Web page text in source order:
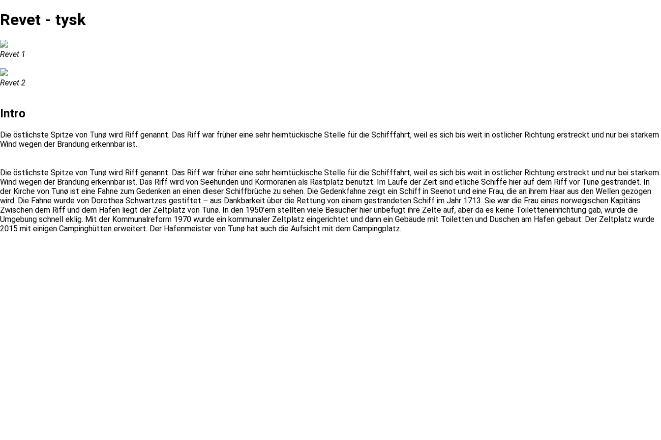
Revet - tysk
Revet 1
Revet 2
Intro
Die östlichste Spitze von Tunø wird Riff genannt. Das Riff war früher eine sehr heimtückische Stelle für die Schifffahrt, weil es sich bis weit in östlicher Richtung erstreckt und nur bei starkem
Wind wegen der Brandung erkennbar ist.
Die östlichste Spitze von Tunø wird Riff genannt. Das Riff war früher eine sehr heimtückische Stelle für die Schifffahrt, weil es sich bis weit in östlicher Richtung erstreckt und nur bei starkem
Wind wegen der Brandung erkennbar ist. Das Riff wird von Seehunden und Kormoranen als Rastplatz benutzt. Im Laufe der Zeit sind etliche Schiffe hier auf dem Riff vor Tunø gestrandet. In
der Kirche von Tunø ist eine Fahne zum Gedenken an einen dieser Schiffbrüche zu sehen. Die Gedenkfahne zeigt ein Schiff in Seenot und eine Frau, die an ihrem Haar aus den Wellen gezogen
wird. Die Fahne wurde von Dorothea Schwartzes gestiftet – aus Dankbarkeit über die Rettung von einem gestrandeten Schiff im Jahr 1713. Sie war die Frau eines norwegischen Kapitäns.
Zwischen dem Riff und dem Hafen liegt der Zeltplatz von Tunø. In den 1950’ern stellten viele Besucher hier unbefugt ihre Zelte auf, aber da es keine Toiletteneinrichtung gab, wurde die
Umgebung schnell eklig. Mit der Kommunalreform 1970 wurde ein kommunaler Zeltplatz eingerichtet und dann ein Gebäude mit Toiletten und Duschen am Hafen gebaut. Der Zeltplatz wurde
2015 mit einigen Campinghütten erweitert. Der Hafenmeister von Tunø hat auch die Aufsicht mit dem Campingplatz.